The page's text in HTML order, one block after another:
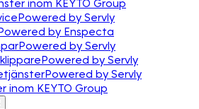
inom KEYTO Group
Powered by Servly
by Enspecta
Powered by Servly
Powered by Servly
Powered by Servly
inom KEYTO Group